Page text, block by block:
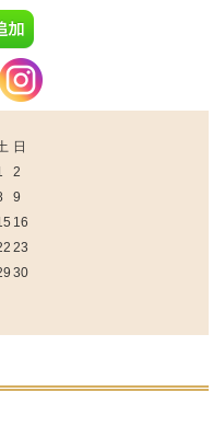
日
2
9
16
23
30